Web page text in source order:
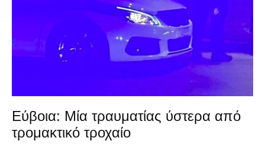
Εύβοια: Μία τραυματίας ύστερα από
τρομακτικό τροχαίο